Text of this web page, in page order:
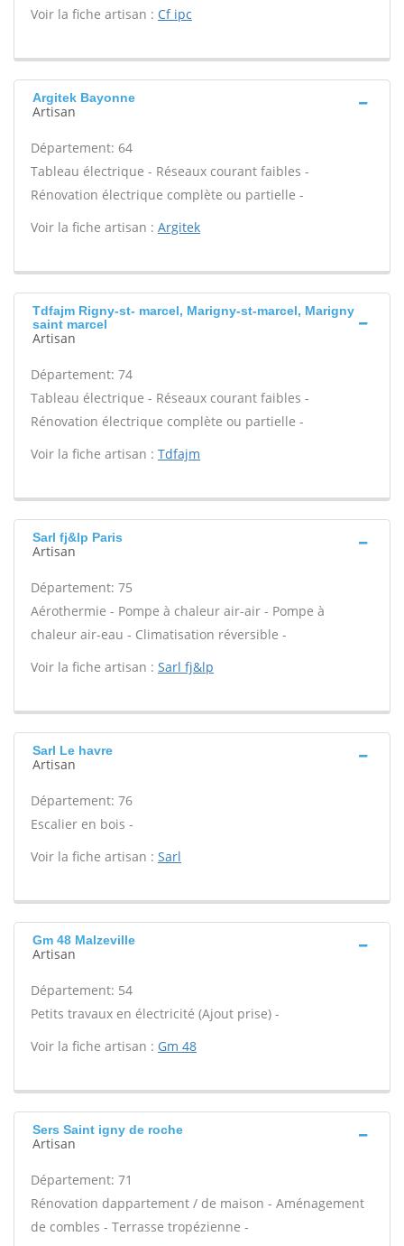
Voir la fiche artisan : Cf ipc
Argitek Bayonne
Artisan
Département: 64
Tableau électrique - Réseaux courant faibles -
Rénovation électrique complète ou partielle -
Voir la fiche artisan : Argitek
Tdfajm Rigny-st- marcel, Marigny-st-marcel, Marigny
saint marcel
Artisan
Département: 74
Tableau électrique - Réseaux courant faibles -
Rénovation électrique complète ou partielle -
Voir la fiche artisan : Tdfajm
Sarl fj&lp Paris
Artisan
Département: 75
Aérothermie - Pompe à chaleur air-air - Pompe à
chaleur air-eau - Climatisation réversible -
Voir la fiche artisan : Sarl fj&lp
Sarl Le havre
Artisan
Département: 76
Escalier en bois -
Voir la fiche artisan : Sarl
Gm 48 Malzeville
Artisan
Département: 54
Petits travaux en électricité (Ajout prise) -
Voir la fiche artisan : Gm 48
Sers Saint igny de roche
Artisan
Département: 71
Rénovation dappartement / de maison - Aménagement
de combles - Terrasse tropézienne -